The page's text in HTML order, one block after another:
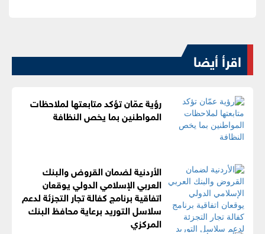
اقرأ أيضا
رؤية عمّان تؤكد متابعتها لملاحظات
المواطنين بما يخص النظافة
الأردنية لضمان القروض والبنك
العربي الإسلامي الدولي يوقعان
اتفاقية برنامج كفالة تجار التجزئة لدعم
سلاسل التوريد برعاية محافظ البنك
المركزي